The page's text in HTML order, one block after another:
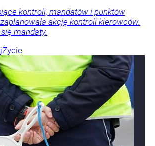
kontroli, mandatów i punktów
akcję kontroli kierowców.
mandaty.
Życie